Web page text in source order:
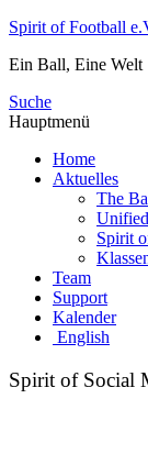
Zum
springen
Spirit of Football
Ein Ball, Eine Welt
Suche
Hauptmenü
Home
Aktuelles
The
Spirit
Team
Support
Kalender
English
Spirit of Social